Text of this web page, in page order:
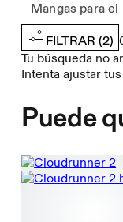
Mangas para el
FILTRAR (2)
Tu búsqueda no
Intenta ajustar
Puede